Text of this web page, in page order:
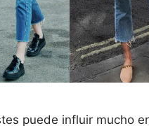
puede influir mucho